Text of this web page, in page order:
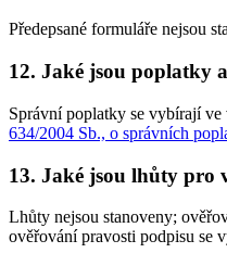
Předepsané formuláře nejsou
12. Jaké jsou poplatky
Správní poplatky se vybírají ve
634/2004 Sb., o správních
13. Jaké jsou lhůty pro
Lhůty nejsou stanoveny;
ověřování pravosti podpisu se